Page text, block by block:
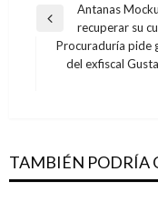
Navegación
entradas
Entrada
anterior
Antanas
recuperar su
Entrada
Procuraduría pide
del exfiscal
TAMBIÉN PODRÍA